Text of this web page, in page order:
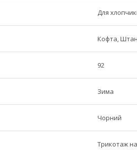
Для
Кофта,
92
Зима
Чорний
Трикотаж на